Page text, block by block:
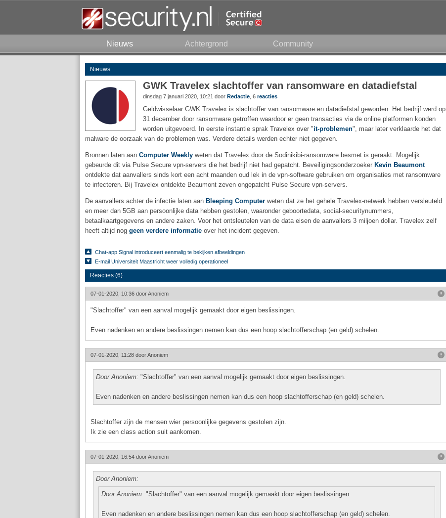
Nieuws Achtergrond Community
Nieuws
GWK Travelex slachtoffer van ransomware en datadiefstal
dinsdag 7 januari 2020, 10:21 door Redactie , 6 reacties
Geldwisselaar GWK Travelex is slachtoffer van ransomware en datadiefstal geworden. Het bedrijf werd op
31 december door ransomware getroffen waardoor er geen transacties via de online platformen konden
worden uitgevoerd. In eerste instantie sprak Travelex over "it-problemen", maar later verklaarde het dat
malware de oorzaak van de problemen was. Verdere details werden echter niet gegeven.
Bronnen laten aan Computer Weekly weten dat Travelex door de Sodinikibi-ransomware besmet is geraakt. Mogelijk
gebeurde dit via Pulse Secure vpn-servers die het bedrijf niet had gepatcht. Beveiligingsonderzoeker Kevin Beaumont
ontdekte dat aanvallers sinds kort een acht maanden oud lek in de vpn-software gebruiken om organisaties met ransomware
te infecteren. Bij Travelex ontdekte Beaumont zeven ongepatcht Pulse Secure vpn-servers.
De aanvallers achter de infectie laten aan Bleeping Computer weten dat ze het gehele Travelex-netwerk hebben versleuteld
en meer dan 5GB aan persoonlijke data hebben gestolen, waaronder geboortedata, social-securitynummers,
betaalkaartgegevens en andere zaken. Voor het ontsleutelen van de data eisen de aanvallers 3 miljoen dollar. Travelex zelf
heeft altijd nog geen verdere informatie over het incident gegeven.
Chat-app Signal introduceert eenmalig te bekijken afbeeldingen
E-mail Universiteit Maastricht weer volledig operationeel
Reacties (6)
07-01-2020, 10:36 doorAnoniem
"Slachtoffer" van een aanval mogelijk gemaakt door eigen beslissingen.
Even nadenken en andere beslissingen nemen kan dus een hoop slachtofferschap (en geld) schelen.
07-01-2020, 11:28 doorAnoniem
Door Anoniem: "Slachtoffer" van een aanval mogelijk gemaakt door eigen beslissingen.
Even nadenken en andere beslissingen nemen kan dus een hoop slachtofferschap (en geld) schelen.
Slachtoffer zijn de mensen wier persoonlijke gegevens gestolen zijn.
Ik zie een class action suit aankomen.
07-01-2020, 16:54 doorAnoniem
Door Anoniem:
Door Anoniem: "Slachtoffer" van een aanval mogelijk gemaakt door eigen beslissingen.
Even nadenken en andere beslissingen nemen kan dus een hoop slachtofferschap (en geld) schelen.